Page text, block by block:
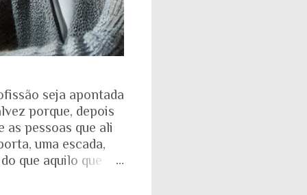
seja apontada
porque, depois
pessoas que ali
uma escada,
que aquilo que